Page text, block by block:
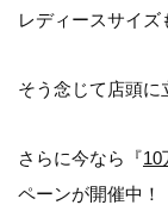
レディースサイズ
そう念じて店頭に
さらに今なら『10
ペーンが開催中！